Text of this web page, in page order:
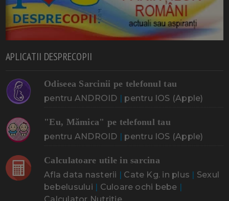
APLICATII DESPRECOPII
Odiseea Sarcinii pe telefonul tau
pentru ANDROID pentru IOS (Apple)
"Eu, Mămica" pe telefonul tau
pentru ANDROID pentru IOS (Apple)
Calculatoare utile in sarcina
Afla data nasterii Cate Kg. in plus
Sexul
bebelusului
Culoare ochi bebe